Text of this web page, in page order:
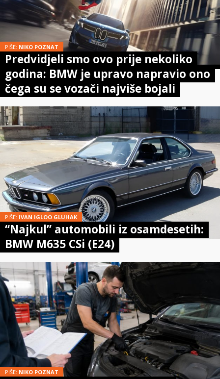
PIŠE: NIKO POZNAT
Predvidjeli smo ovo prije nekoliko
godina: BMW je upravo napravio ono
čega su se vozači najviše bojali
PIŠE: IVAN IGLOO GLUHAK
“Najkul” automobili iz osamdesetih:
BMW M635 CSi (E24)
PIŠE: NIKO POZNAT